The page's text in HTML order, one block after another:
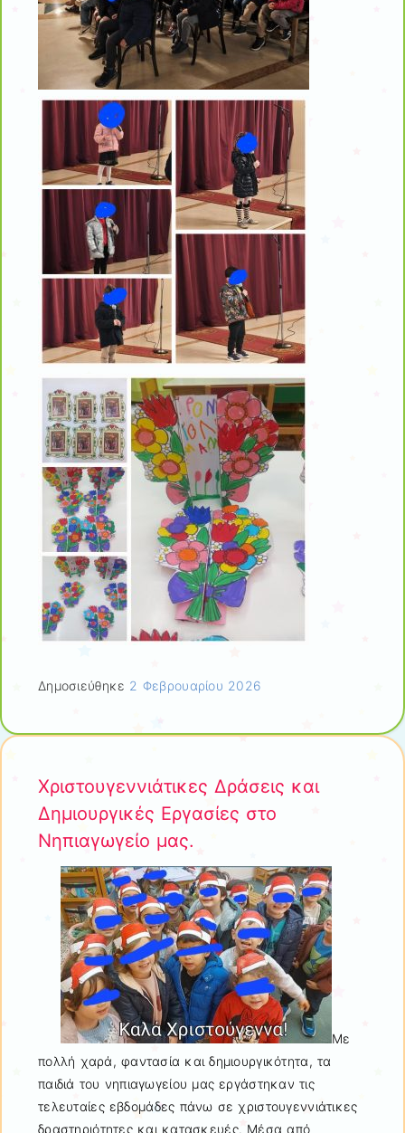
Δημοσιεύθηκε 2 Φεβρουαρίου 2026
Χριστουγεννιάτικες Δράσεις και
Δημιουργικές Εργασίες στο
Νηπιαγωγείο μας.
Με
πολλή χαρά, φαντασία και δημιουργικότητα, τα
παιδιά του νηπιαγωγείου μας εργάστηκαν τις
τελευταίες εβδομάδες πάνω σε χριστουγεννιάτικες
δραστηριότητες και κατασκευές. Μέσα από